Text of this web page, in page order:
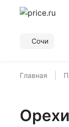
Сочи
Главная